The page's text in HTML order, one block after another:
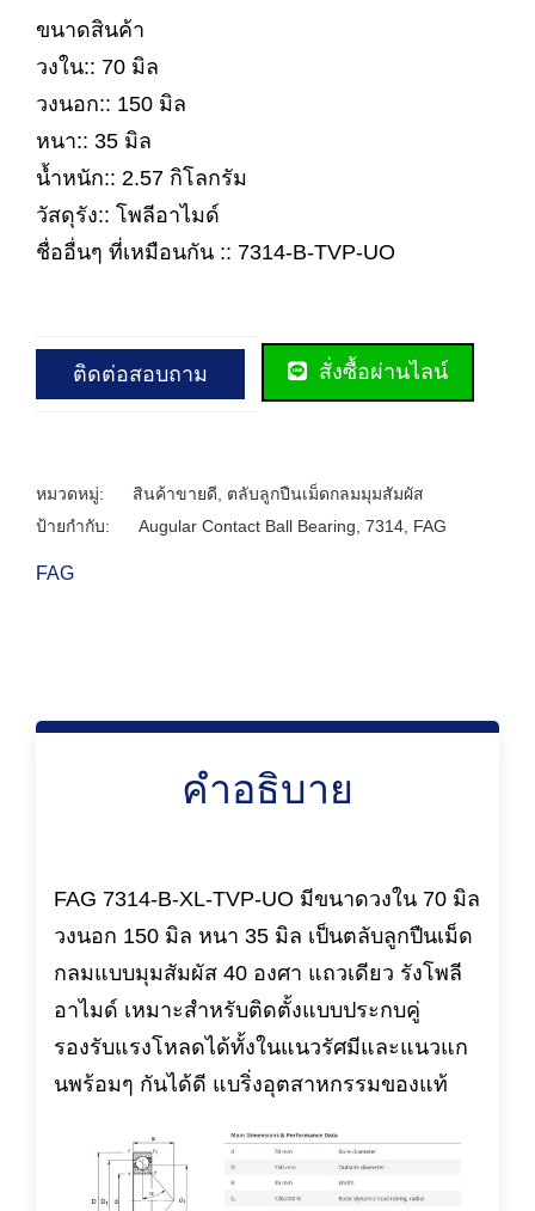
ขนาดสินค้า
วงใน:: 70 มิล
วงนอก:: 150 มิล
หนา:: 35 มิล
น้ำหนัก:: 2.57 กิโลกรัม
วัสดุรัง:: โพลีอาไมด์
ชื่ออื่นๆ ที่เหมือนกัน :: 7314-B-TVP-UO
ติดต่อสอบถาม สั่งซื้อผ่านไลน์
หมวดหมู่: สินค้าขายดี
ตลับลูกปืนเม็ดกลมมุมสัมผัส
ป้ายกำกับ:
Augular Contact Ball Bearing 7314 FAG
FAG
คำอธิบาย
FAG 7314-B-XL-TVP-UO มีขนาดวงใน 70 มิล
วงนอก 150 มิล หนา 35 มิล เป็นตลับลูกปืนเม็ด
กลมแบบมุมสัมผัส 40 องศา แถวเดียว รังโพลี
อาไมด์ เหมาะสำหรับติดตั้งแบบประกบคู่
รองรับแรงโหลดได้ทั้งในแนวรัศมีและแนวแก
นพร้อมๆ กันได้ดี แบริ่งอุตสาหกรรมของแท้